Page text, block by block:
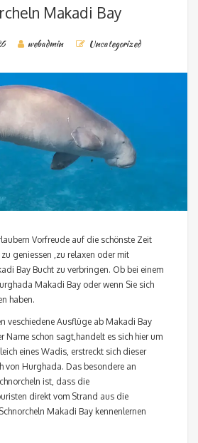
Makadi Bay
webadmin Uncategorized
Vorfreude auf die schönste Zeit
geniessen ,zu relaxen oder mit
Bay Bucht zu verbringen. Ob bei einem
Makadi Bay oder wenn Sie sich
haben.
veschiedene Ausflüge ab Makadi Bay
Name schon sagt,handelt es sich hier um
eines Wadis, erstreckt sich dieser
von Hurghada. Das besondere an
ist, dass die
direkt vom Strand aus die
Makadi Bay kennenlernen